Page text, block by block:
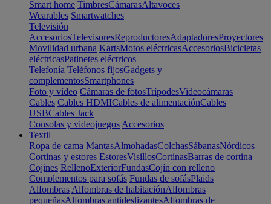
Smart home TimbresCámarasAltavoces
Wearables Smartwatches
Televisión
AccesoriosTelevisoresReproductoresAdaptadoresProyectores
Movilidad urbana KartsMotos eléctricasAccesoriosBicicletas
eléctricasPatinetes eléctricos
Telefonía Teléfonos fijosGadgets y
complementosSmartphones
Foto y vídeo Cámaras de fotosTrípodesVideocámaras
Cables Cables HDMICables de alimentaciónCables
USBCables Jack
Consolas y videojuegos Accesorios
Textil
Ropa de cama MantasAlmohadasColchasSábanasNórdicos
Cortinas y estores EstoresVisillosCortinasBarras de cortina
Cojines RellenoExteriorFundasCojín con relleno
Complementos para sofás Fundas de sofásPlaids
Alfombras Alfombras de habitaciónAlfombras
pequeñasAlfombras antideslizantesAlfombras de